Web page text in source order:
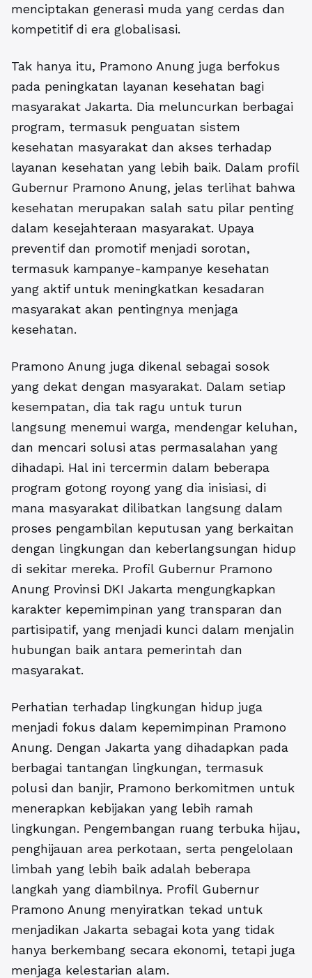
menciptakan generasi muda yang cerdas dan
kompetitif di era globalisasi.
Tak hanya itu, Pramono Anung juga berfokus
pada peningkatan layanan kesehatan bagi
masyarakat Jakarta. Dia meluncurkan berbagai
program, termasuk penguatan sistem
kesehatan masyarakat dan akses terhadap
layanan kesehatan yang lebih baik. Dalam profil
Gubernur Pramono Anung, jelas terlihat bahwa
kesehatan merupakan salah satu pilar penting
dalam kesejahteraan masyarakat. Upaya
preventif dan promotif menjadi sorotan,
termasuk kampanye-kampanye kesehatan
yang aktif untuk meningkatkan kesadaran
masyarakat akan pentingnya menjaga
kesehatan.
Pramono Anung juga dikenal sebagai sosok
yang dekat dengan masyarakat. Dalam setiap
kesempatan, dia tak ragu untuk turun
langsung menemui warga, mendengar keluhan,
dan mencari solusi atas permasalahan yang
dihadapi. Hal ini tercermin dalam beberapa
program gotong royong yang dia inisiasi, di
mana masyarakat dilibatkan langsung dalam
proses pengambilan keputusan yang berkaitan
dengan lingkungan dan keberlangsungan hidup
di sekitar mereka. Profil Gubernur Pramono
Anung Provinsi DKI Jakarta mengungkapkan
karakter kepemimpinan yang transparan dan
partisipatif, yang menjadi kunci dalam menjalin
hubungan baik antara pemerintah dan
masyarakat.
Perhatian terhadap lingkungan hidup juga
menjadi fokus dalam kepemimpinan Pramono
Anung. Dengan Jakarta yang dihadapkan pada
berbagai tantangan lingkungan, termasuk
polusi dan banjir, Pramono berkomitmen untuk
menerapkan kebijakan yang lebih ramah
lingkungan. Pengembangan ruang terbuka hijau,
penghijauan area perkotaan, serta pengelolaan
limbah yang lebih baik adalah beberapa
langkah yang diambilnya. Profil Gubernur
Pramono Anung menyiratkan tekad untuk
menjadikan Jakarta sebagai kota yang tidak
hanya berkembang secara ekonomi, tetapi juga
menjaga kelestarian alam.